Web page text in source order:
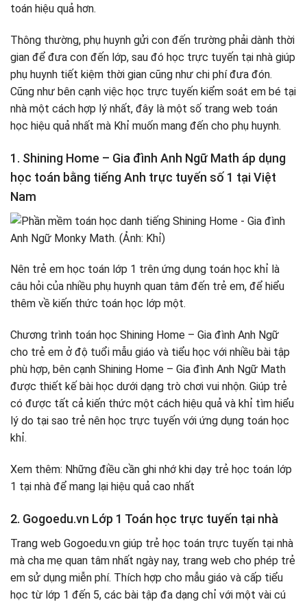
toán hiệu quả hơn.
Thông thường, phụ huynh gửi con đến trường phải dành thời
gian để đưa con đến lớp, sau đó học trực tuyến tại nhà giúp
phụ huynh tiết kiệm thời gian cũng như chi phí đưa đón.
Cũng như bên cạnh việc học trực tuyến kiểm soát em bé tại
nhà một cách hợp lý nhất, đây là một số trang web toán
học hiệu quả nhất mà Khỉ muốn mang đến cho phụ huynh.
1. Shining Home – Gia đình Anh Ngữ Math áp dụng
học toán bằng tiếng Anh trực tuyến số 1 tại Việt
Nam
Nên trẻ em học toán lớp 1 trên ứng dụng toán học khỉ là
câu hỏi của nhiều phụ huynh quan tâm đến trẻ em, để hiểu
thêm về kiến ​​thức toán học lớp một.
Chương trình toán học Shining Home – Gia đình Anh Ngữ
cho trẻ em ở độ tuổi mẫu giáo và tiểu học với nhiều bài tập
phù hợp, bên cạnh Shining Home – Gia đình Anh Ngữ Math
được thiết kế bài học dưới dạng trò chơi vui nhộn. Giúp trẻ
có được tất cả kiến ​​thức một cách hiệu quả và khỉ tìm hiểu
lý do tại sao trẻ nên học trực tuyến với ứng dụng toán học
khỉ.
Xem thêm: Những điều cần ghi nhớ khi dạy trẻ học toán lớp
1 tại nhà để mang lại hiệu quả cao nhất
2. Gogoedu.vn Lớp 1 Toán học trực tuyến tại nhà
Trang web Gogoedu.vn giúp trẻ học toán trực tuyến tại nhà
mà cha mẹ quan tâm nhất ngày nay, trang web cho phép trẻ
em sử dụng miễn phí. Thích hợp cho mẫu giáo và cấp tiểu
học từ lớp 1 đến 5, các bài tập đa dạng chỉ với một vài cú